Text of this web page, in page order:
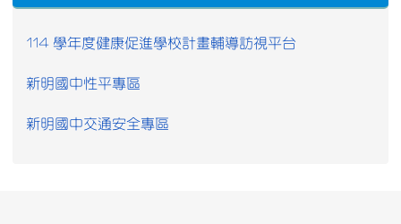
114 學年度健康促進學校計畫輔導訪視平台
新明國中性平專區
新明國中交通安全專區